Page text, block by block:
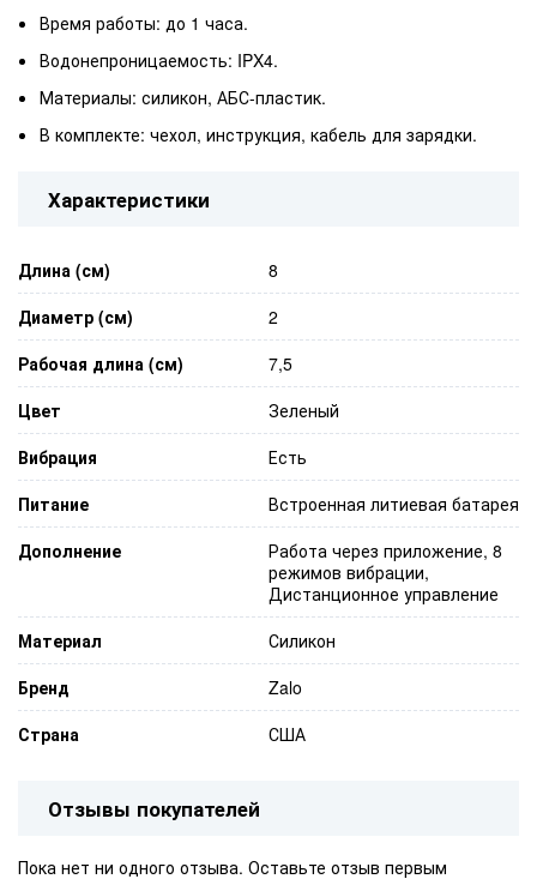
Время работы: до 1 часа.
Водонепроницаемость: IPX4.
Материалы: силикон, АБС-пластик.
В комплекте: чехол, инструкция, кабель для зарядки.
Характеристики
Длина (см)
8
Диаметр (см)
2
Рабочая длина (см)
7,5
Цвет
Зеленый
Вибрация
Есть
Питание
Встроенная литиевая батарея
Дополнение
Работа через приложение, 8
режимов вибрации,
Дистанционное управление
Материал
Силикон
Бренд
Zalo
Страна
США
Отзывы покупателей
Пока нет ни одного отзыва. Оставьте отзыв первым